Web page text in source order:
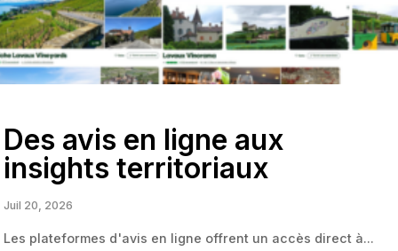
Des avis en ligne aux
insights territoriaux
Juil 20, 2026
Les plateformes d'avis en ligne offrent un accès direct à...